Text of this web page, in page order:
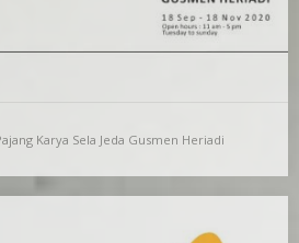
Karya Sela Jeda Gusmen
Karya Sela Jeda Gusmen Heriadi